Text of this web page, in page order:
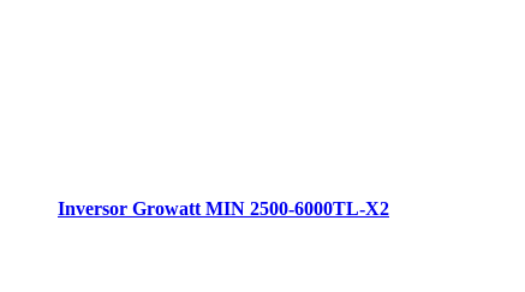
Inversor Growatt MIN 2500-6000TL-X2